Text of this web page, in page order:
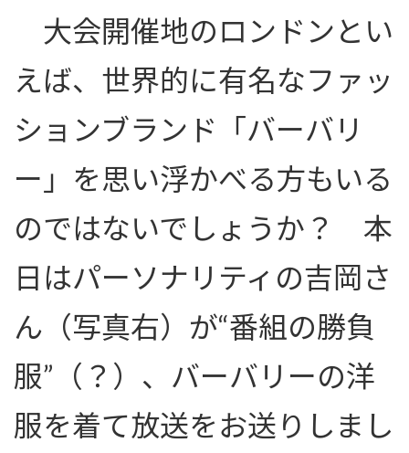
大会開催地のロンドンとい
えば、世界的に有名なファッ
ションブランド「バーバリ
ー」を思い浮かべる方もいる
のではないでしょうか？ 本
日はパーソナリティの吉岡さ
ん（写真右）が“番組の勝負
服”（？）、バーバリーの洋
服を着て放送をお送りしまし